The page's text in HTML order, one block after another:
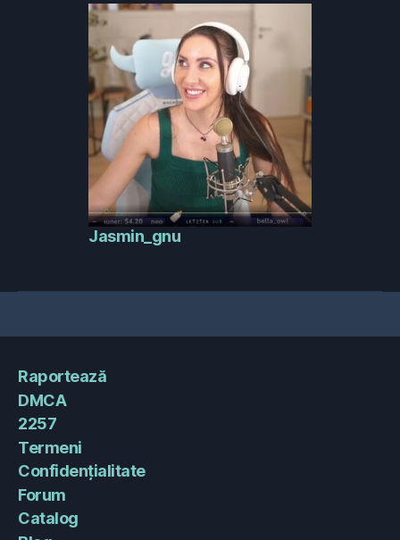
Jasmin_gnu
Raportează
DMCA
2257
Termeni
Confidențialitate
Forum
Catalog